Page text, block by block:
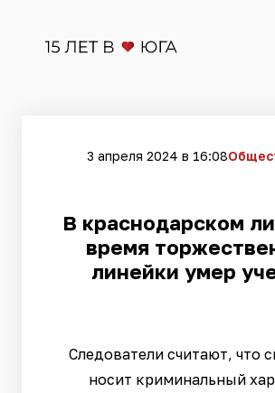
3 апреля 2024 в 16:08
В краснодарском
время
линейки умер
Следователи считают, что
носит криминальный